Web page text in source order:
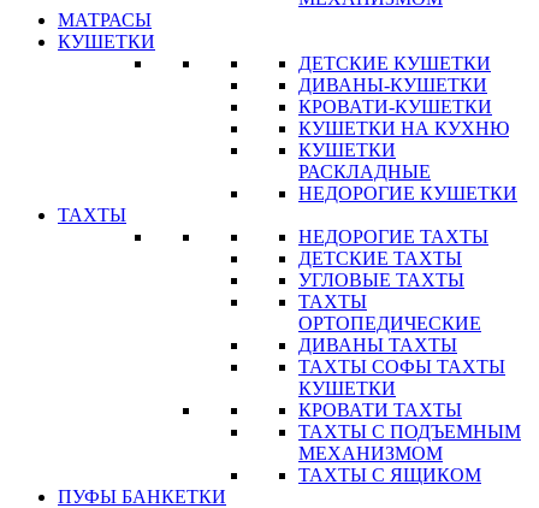
МАТРАСЫ
КУШЕТКИ
ДЕТСКИЕ КУШЕТКИ
ДИВАНЫ-КУШЕТКИ
КРОВАТИ-КУШЕТКИ
КУШЕТКИ НА КУХНЮ
КУШЕТКИ
РАСКЛАДНЫЕ
НЕДОРОГИЕ КУШЕТКИ
ТАХТЫ
НЕДОРОГИЕ ТАХТЫ
ДЕТСКИЕ ТАХТЫ
УГЛОВЫЕ ТАХТЫ
ТАХТЫ
ОРТОПЕДИЧЕСКИЕ
ДИВАНЫ ТАХТЫ
ТАХТЫ СОФЫ ТАХТЫ
КУШЕТКИ
КРОВАТИ ТАХТЫ
ТАХТЫ С ПОДЪЕМНЫМ
МЕХАНИЗМОМ
ТАХТЫ С ЯЩИКОМ
ПУФЫ БАНКЕТКИ